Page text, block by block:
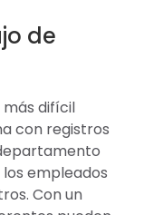
de
difícil
con registros
empleados
Con un